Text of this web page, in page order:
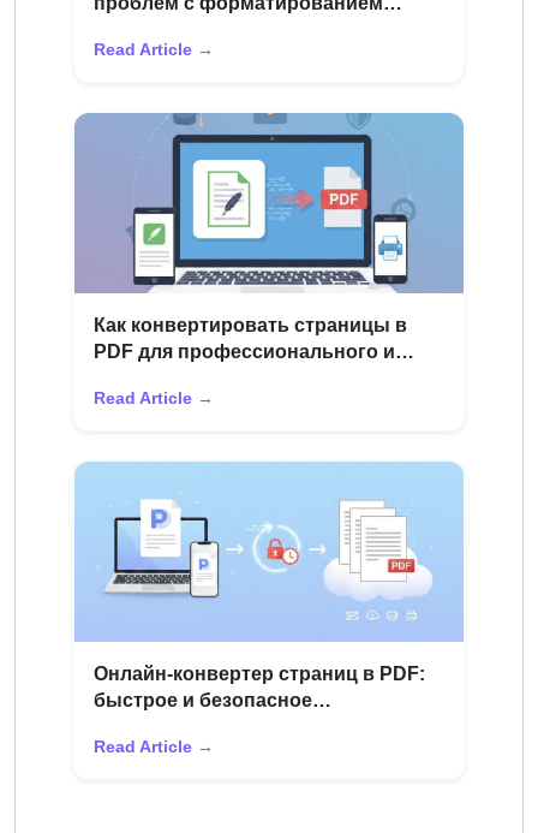
Read Article →
Как конвертировать страницы в
PDF для профессионального и
Read Article →
Онлайн-конвертер страниц в PDF:
быстрое и безопасное
Read Article →